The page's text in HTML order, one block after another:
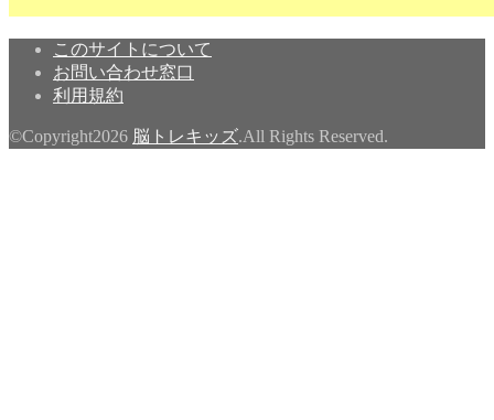
このサイトについて
お問い合わせ窓口
利用規約
©Copyright2026 脳トレキッズ.All Rights Reserved.